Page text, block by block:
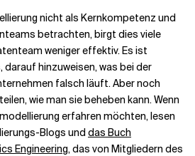
nicht als Kernkompetenz und
betrachten, birgt dies viele
weniger effektiv. Es ist
hinzuweisen, was bei der
falsch läuft. Aber noch
wie man sie beheben kann. Wenn
erfahren möchten, lesen
Blogs und das Buch
Engineering, das von Mitgliedern des